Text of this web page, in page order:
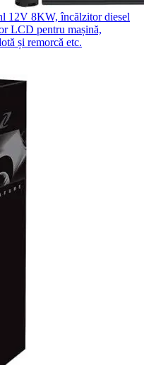
12V 8KW, încălzitor diesel
LCD pentru mașină,
și remorcă etc.